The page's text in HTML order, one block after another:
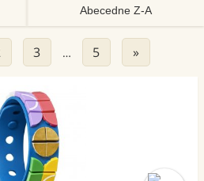
Abecedne Z-A
3 … 5 »